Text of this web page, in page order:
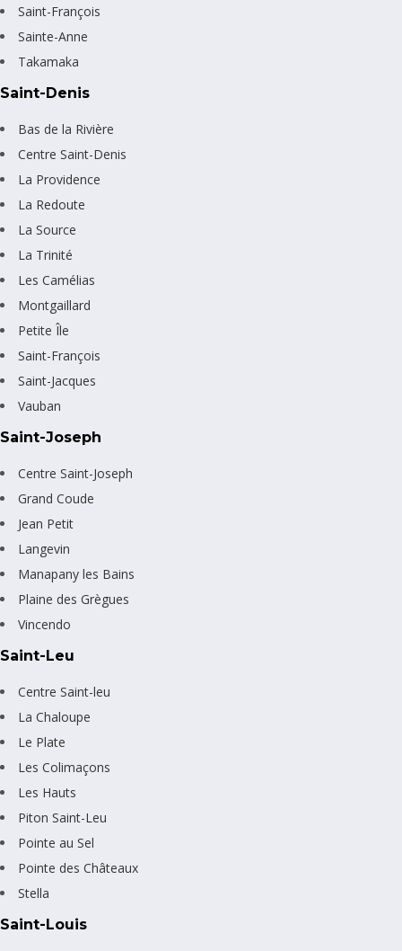
Saint-François
Sainte-Anne
Takamaka
Saint-Denis
Bas de la Rivière
Centre Saint-Denis
La Providence
La Redoute
La Source
La Trinité
Les Camélias
Montgaillard
Petite Île
Saint-François
Saint-Jacques
Vauban
Saint-Joseph
Centre Saint-Joseph
Grand Coude
Jean Petit
Langevin
Manapany les Bains
Plaine des Grègues
Vincendo
Saint-Leu
Centre Saint-leu
La Chaloupe
Le Plate
Les Colimaçons
Les Hauts
Piton Saint-Leu
Pointe au Sel
Pointe des Châteaux
Stella
Saint-Louis